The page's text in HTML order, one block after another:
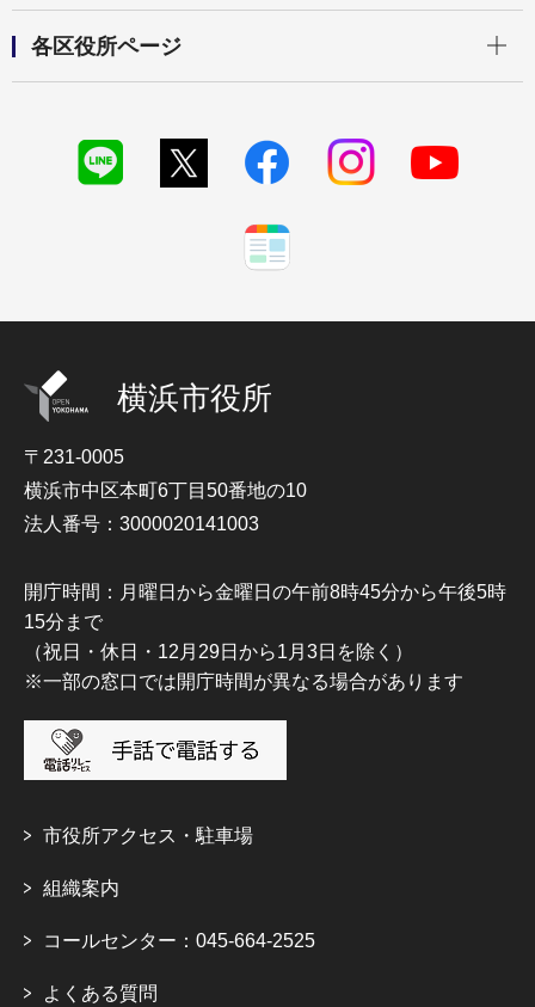
各区役所ページ
横浜市役所
〒231-0005
横浜市中区本町6丁目50番地の10
法人番号：3000020141003
開庁時間：月曜日から金曜日の午前8時45分から午後5時
15分まで
（祝日・休日・12月29日から1月3日を除く）
※一部の窓口では開庁時間が異なる場合があります
市役所アクセス・駐車場
組織案内
コールセンター：045-664-2525
よくある質問